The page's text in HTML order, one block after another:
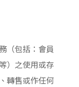
（包括：會員
）之使用或存
轉售或作任何